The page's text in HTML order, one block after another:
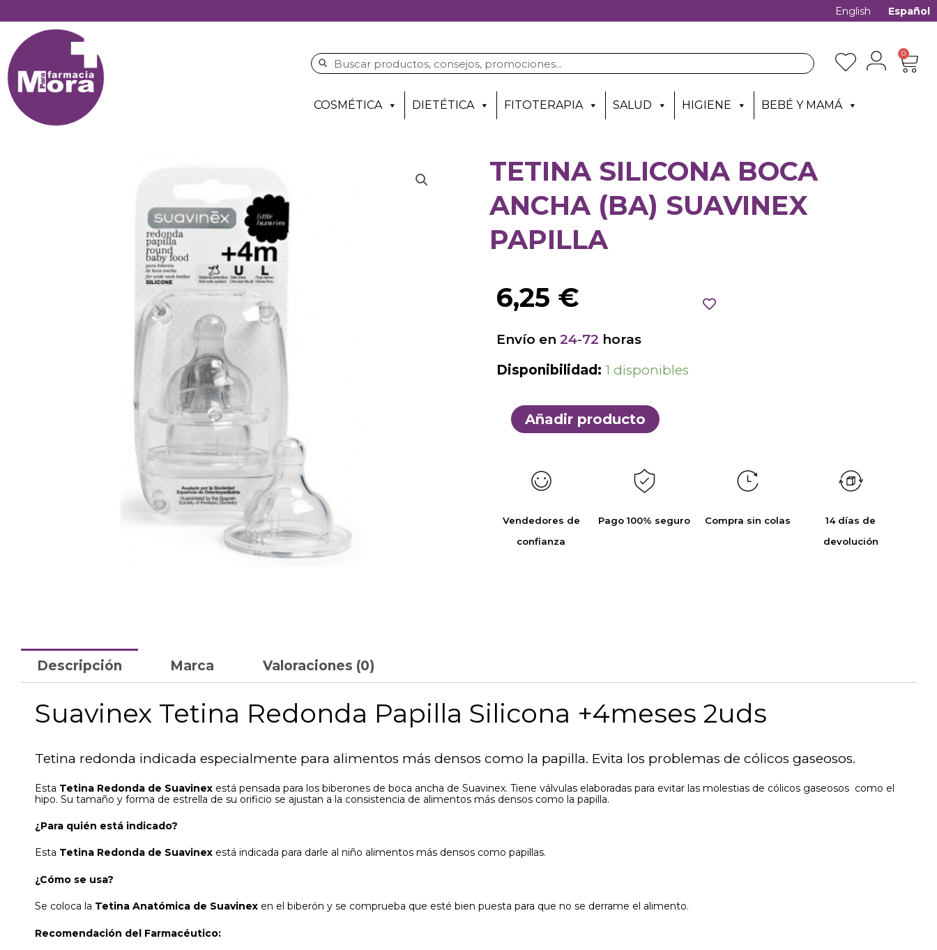
English Español
0
COSMÉTICA DIETÉTICA FITOTERAPIA SALUD HIGIENE BEBÉ Y MAMÁ
TETINA SILICONA BOCA
ANCHA (BA) SUAVINEX
PAPILLA
6,25 €
Envío en 24-72 horas
Disponibilidad: 1 disponibles
Añadir producto
Vendedores de
confianza
Pago 100% seguro Compra sin colas
14 días de
devolución
Descripción Marca Valoraciones (0)
Suavinex Tetina Redonda Papilla Silicona +4meses 2uds
Tetina redonda indicada especialmente para alimentos más densos como la papilla. Evita los problemas de cólicos gaseosos.
Esta Tetina Redonda de Suavinex está pensada para los biberones de boca ancha de Suavinex. Tiene válvulas elaboradas para evitar las molestias de cólicos gaseosos como el
hipo. Su tamaño y forma de estrella de su orificio se ajustan a la consistencia de alimentos más densos como la papilla.
¿Para quién está indicado?
Esta Tetina Redonda de Suavinex está indicada para darle al niño alimentos más densos como papillas.
¿Cómo se usa?
Se coloca la Tetina Anatómica de Suavinex en el biberón y se comprueba que esté bien puesta para que no se derrame el alimento.
Recomendación del Farmacéutico: